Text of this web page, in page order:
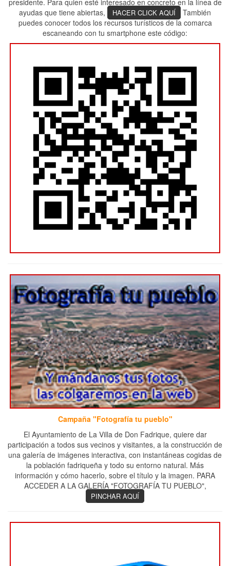
presidente. Para quien esté interesado en concreto en la línea de
ayudas que tiene abiertas,
HACER CLICK AQUÍ
También
puedes conocer todos los recursos turísticos de la comarca
escaneando con tu smartphone este código:
Campaña "Fotografía tu pueblo"
El Ayuntamiento de La Villa de Don Fadrique, quiere dar
participación a todos sus vecinos y visitantes, a la construcción de
una galería de imágenes interactiva, con instantáneas cogidas de
la población fadriqueña y todo su entorno natural. Más
información y cómo hacerlo, sobre el título y la imagen. PARA
ACCEDER A LA GALERÍA "FOTOGRAFÍA TU PUEBLO",
PINCHAR AQUÍ